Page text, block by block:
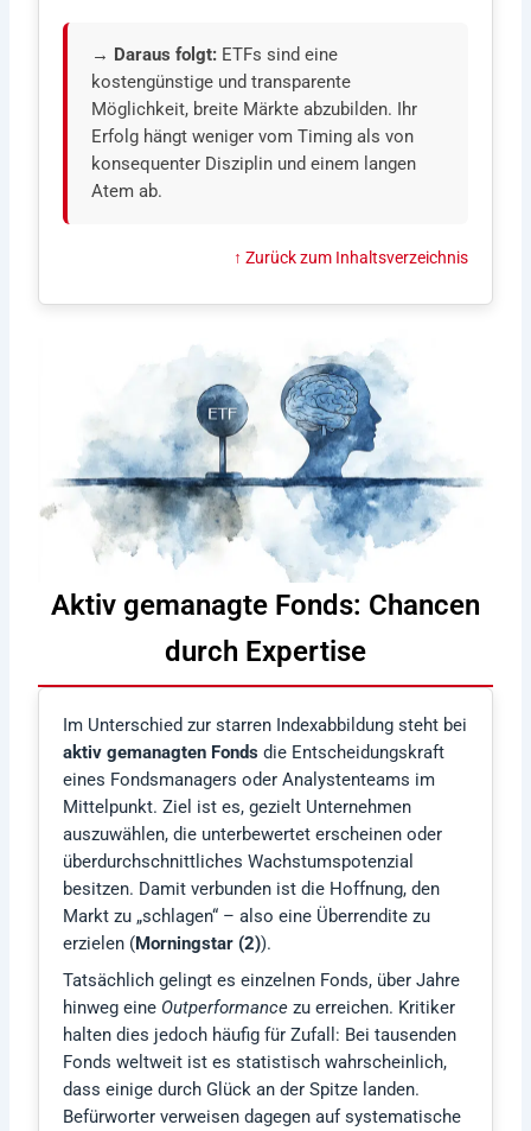
→ Daraus folgt: ETFs sind eine
kostengünstige und transparente
Möglichkeit, breite Märkte abzubilden. Ihr
Erfolg hängt weniger vom Timing als von
konsequenter Disziplin und einem langen
Atem ab.
↑ Zurück zum Inhaltsverzeichnis
Aktiv gemanagte Fonds: Chancen
durch Expertise
Im Unterschied zur starren Indexabbildung steht bei
aktiv gemanagten Fonds die Entscheidungskraft
eines Fondsmanagers oder Analystenteams im
Mittelpunkt. Ziel ist es, gezielt Unternehmen
auszuwählen, die unterbewertet erscheinen oder
überdurchschnittliches Wachstumspotenzial
besitzen. Damit verbunden ist die Hoffnung, den
Markt zu „schlagen“ – also eine Überrendite zu
erzielen (Morningstar (2)).
Tatsächlich gelingt es einzelnen Fonds, über Jahre
hinweg eine Outperformance zu erreichen. Kritiker
halten dies jedoch häufig für Zufall: Bei tausenden
Fonds weltweit ist es statistisch wahrscheinlich,
dass einige durch Glück an der Spitze landen.
Befürworter verweisen dagegen auf systematische